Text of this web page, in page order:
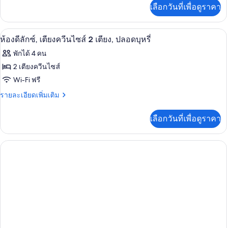
ปลอด
บุหรี่
เตียง,
ปลอด
บุหรี่
ซ์,
เตียง
คิง
ไซส์
เตียง,
บุหรี่
เกี่ยว
กับ
ห้อง
ลัก
ซ์,
คิง
ไซส์
บุหรี่
เลือกวันที่เพื่อดูราคา
เปิด
ภาพถ่าย
ทั้งหมด
ของ
ห้อง
ซ์,
ของใช้ในห้องน้ำฟรี, ไดร์เป่าผม, ผ้าเช็
1
ห้องดีลักซ์, เตียงควีนไซส์ 2 เตียง, ปลอดบุหรี่
พักได้ 4 คน
2 เตียงควีนไซส์
Wi-Fi ฟรี
รายละเอียดเพิ่มเติม
ราย
เกี่ยว
กับ
ห้อง
เลือกวันที่เพื่อดูราคา